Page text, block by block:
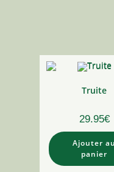
Truite
29.95€
Ajouter au
panier